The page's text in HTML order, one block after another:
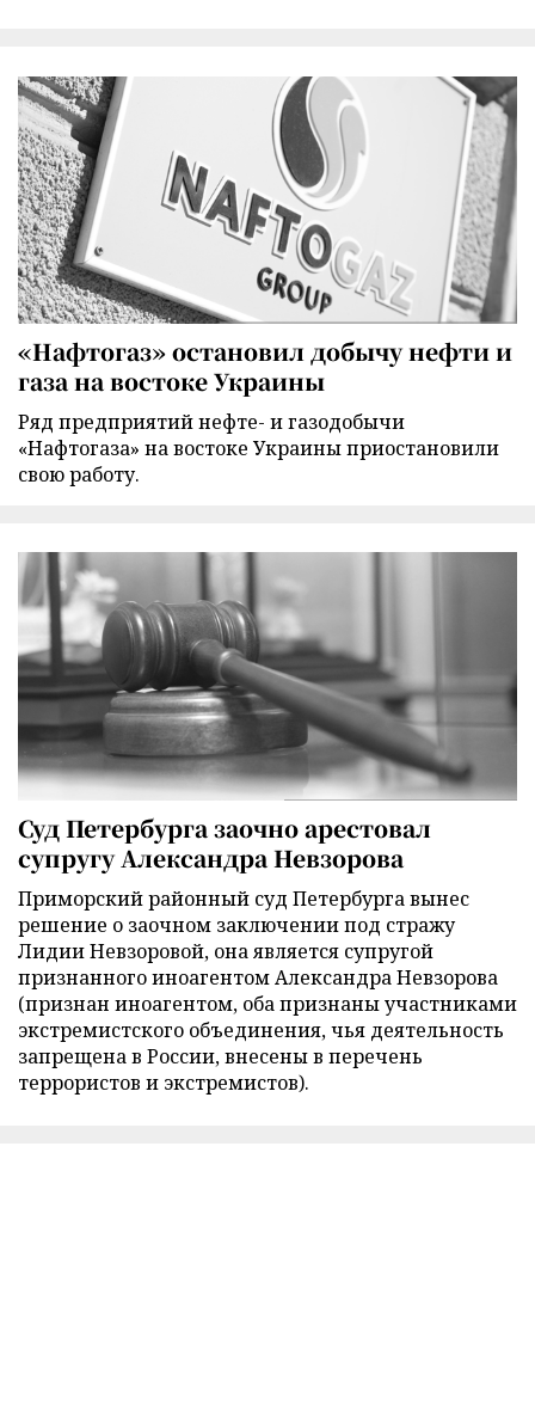
«Нафтогаз» остановил добычу нефти и
газа на востоке Украины
Ряд предприятий нефте- и газодобычи
«Нафтогаза» на востоке Украины приостановили
свою работу.
Суд Петербурга заочно арестовал
супругу Александра Невзорова
Приморский районный суд Петербурга вынес
решение о заочном заключении под стражу
Лидии Невзоровой, она является супругой
признанного иноагентом Александра Невзорова
(признан иноагентом, оба признаны участниками
экстремистского объединения, чья деятельность
запрещена в России, внесены в перечень
террористов и экстремистов).